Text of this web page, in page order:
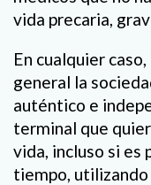
vida precaria,
En cualquier
general la
auténtico e
terminal que
vida, incluso si es
tiempo,